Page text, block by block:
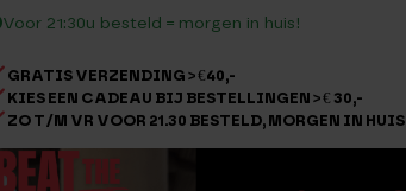
Voor 21:30u besteld = morgen in huis!
GRATIS VERZENDING > €40,-
KIES EEN CADEAU BIJ BESTELLINGEN > € 30,-
ZO T/M VR VOOR 21.30 BESTELD, MORGEN IN HUIS